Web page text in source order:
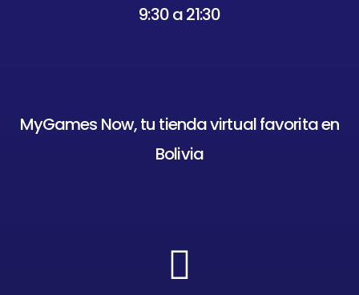
9:30 a 21:30
MyGames Now, tu tienda virtual favorita en
Bolivia